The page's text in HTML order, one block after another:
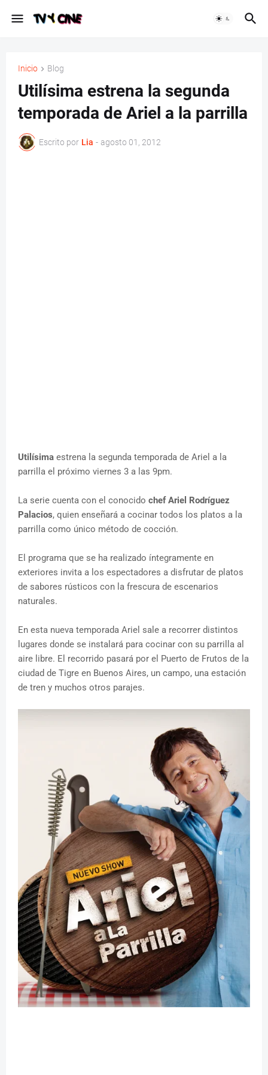
Inicio Blog
Utilísima estrena la segunda
temporada de Ariel a la parrilla
Escrito por Lia - agosto 01, 2012
Utilísima estrena la segunda temporada de Ariel a la
parrilla el próximo viernes 3 a las 9pm.
La serie cuenta con el conocido chef Ariel Rodríguez
Palacios, quien enseñará a cocinar todos los platos a la
parrilla como único método de cocción.
El programa que se ha realizado íntegramente en
exteriores invita a los espectadores a disfrutar de platos
de sabores rústicos con la frescura de escenarios
naturales.
En esta nueva temporada Ariel sale a recorrer distintos
lugares donde se instalará para cocinar con su parrilla al
aire libre. El recorrido pasará por el Puerto de Frutos de la
ciudad de Tigre en Buenos Aires, un campo, una estación
de tren y muchos otros parajes.